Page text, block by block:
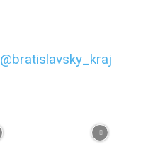
@bratislavsky_kraj